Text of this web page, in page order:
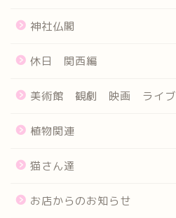
神社仏閣
休日 関西編
美術館 観劇 映画 ライブ
植物関連
猫さん達
お店からのお知らせ